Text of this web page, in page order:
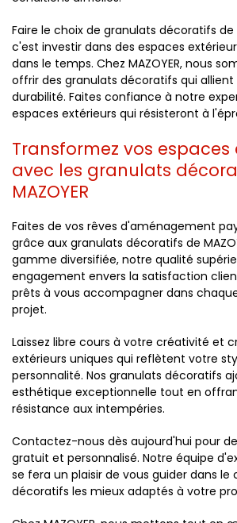
Faire le choix de granulats décoratifs
c'est investir dans des espaces
dans le temps. Chez MAZOYER, nous
offrir des granulats décoratifs qui
durabilité. Faites confiance à notre
espaces extérieurs qui résisteront à
Transformez vos espaces
avec les granulats
MAZOYER
Faites de vos rêves d'aménagement
grâce aux granulats décoratifs de
gamme diversifiée, notre qualité
engagement envers la satisfaction
prêts à vous accompagner dans
projet.
Laissez libre cours à votre créativité et
extérieurs uniques qui reflètent votre
personnalité. Nos granulats décoratifs
esthétique exceptionnelle tout en
résistance aux intempéries.
Contactez-nous dès aujourd'hui pour
gratuit et personnalisé. Notre équipe
se fera un plaisir de vous guider dans le
décoratifs les mieux adaptés à votre